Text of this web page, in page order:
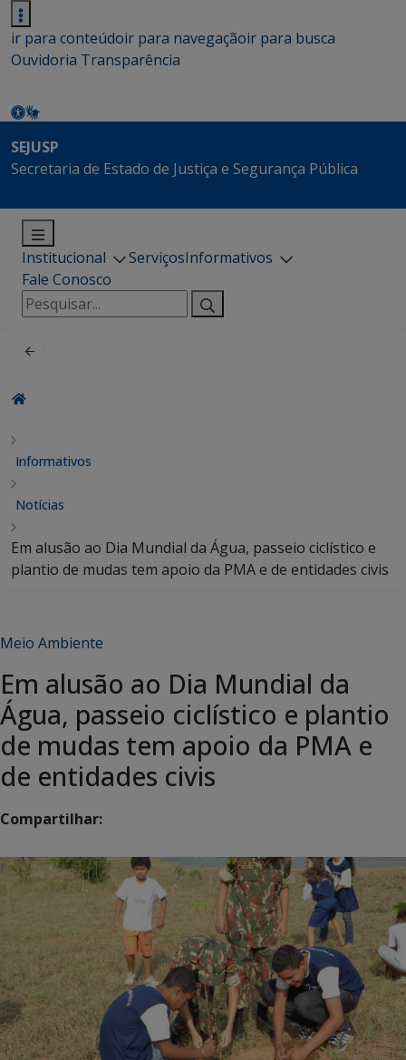
ir para conteúdoir para navegaçãoir para busca
Ouvidoria Transparência
SEJUSP
Secretaria de Estado de Justiça e Segurança Pública
Institucional ServiçosInformativos
Fale Conosco
Pesquisar
por:
Informativos
Notícias
Em alusão ao Dia Mundial da Água, passeio ciclístico e
plantio de mudas tem apoio da PMA e de entidades civis
Meio Ambiente
Em alusão ao Dia Mundial da
Água, passeio ciclístico e plantio
de mudas tem apoio da PMA e
de entidades civis
Compartilhar: